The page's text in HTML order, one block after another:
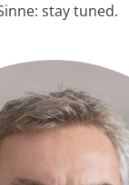
stay tuned.